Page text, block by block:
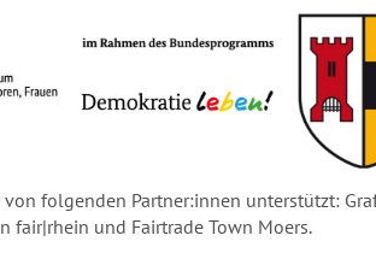
folgenden Partner:innen unterstützt:
fair|rhein und Fairtrade Town Moers.